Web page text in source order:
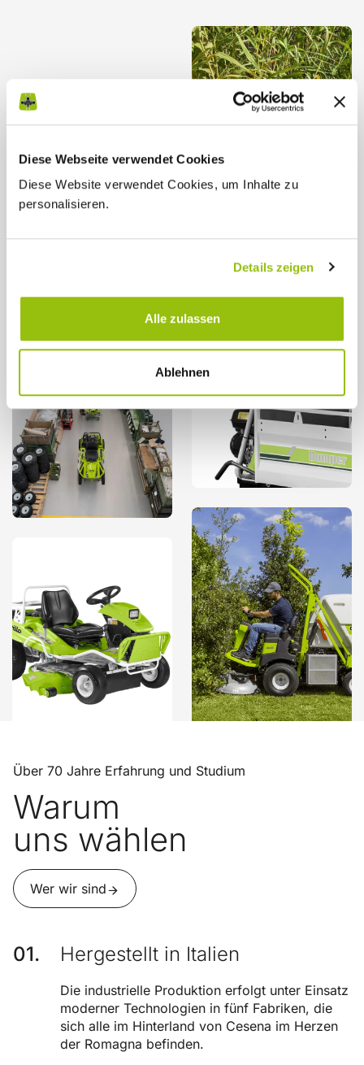
Diese Webseite verwendet Cookies
Diese Website verwendet Cookies, um Inhalte zu
personalisieren.
Details zeigen
Alle zulassen
Ablehnen
Über 70 Jahre Erfahrung und Studium
Warum
uns wählen
Wer wir sind
Hergestellt in Italien
Die industrielle Produktion erfolgt unter Einsatz
moderner Technologien in fünf Fabriken, die
sich alle im Hinterland von Cesena im Herzen
der Romagna befinden.